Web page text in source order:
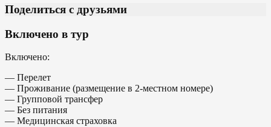
Поделиться с друзьями
Включено в тур
Включено:
— Перелет
— Проживание (размещение в 2-местном номере)
— Групповой трансфер
— Без питания
— Медицинская страховка